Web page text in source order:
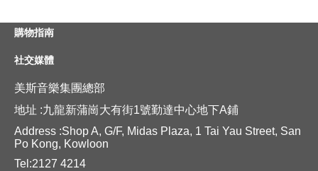
購物指南
社交媒體
美斯音樂集團總部
地址 :九龍新蒲崗大有街1號勤達中心地下A鋪
Address :Shop A, G/F, Midas Plaza, 1 Tai Yau Street, San
Po Kong, Kowloon
Tel:2127 4214